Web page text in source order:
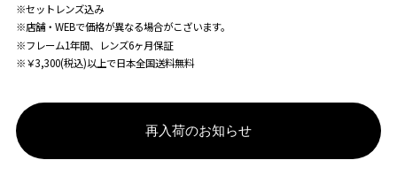
※セットレンズ込み
※店舗・WEBで価格が異なる場合がこざいます。
※フレーム1年間、レンズ6ヶ月保証
※￥3,300(税込)以上で日本全国送料無料
再入荷のお知らせ